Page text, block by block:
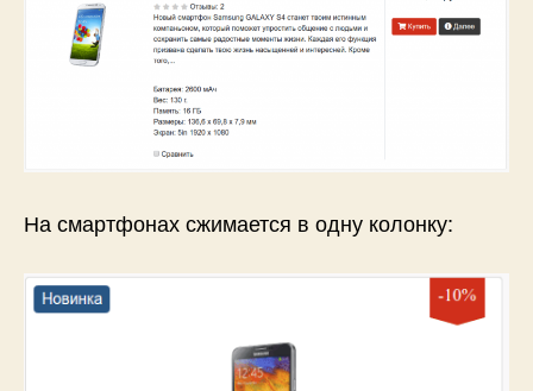
На смартфонах сжимается в одну колонку: